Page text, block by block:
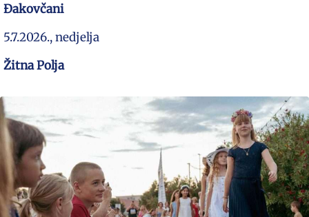
Đakovčani
5.7.2026., nedjelja
Žitna Polja